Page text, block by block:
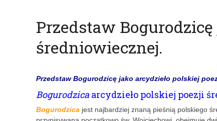
Przedstaw
średniowiecznej.
Przedstaw Bogurodzicę jako arcydzieło polskiej
Bogurodzica arcydzieło polskiej poezji
Bogurodzica jest najbardziej znaną pieśnią polskiego